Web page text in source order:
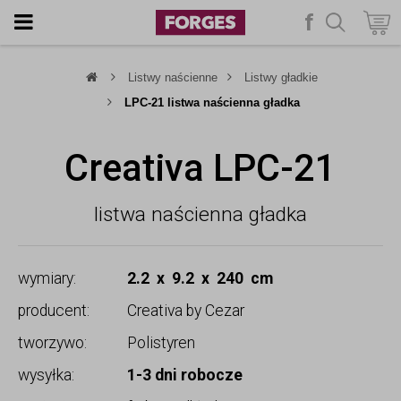
f szukaj
Listwy naścienne
Listwy gładkie
LPC-21 listwa naścienna gładka
listwa naścienna gładka
Creativa LPC-21
wymiary:
2.2 x 9.2 x 240 cm
producent:
Creativa by Cezar
tworzywo:
Polistyren
wysyłka:
1-3 dni robocze